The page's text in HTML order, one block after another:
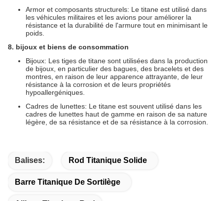
Armor et composants structurels: Le titane est utilisé dans
les véhicules militaires et les avions pour améliorer la
résistance et la durabilité de l'armure tout en minimisant le
poids.
8. bijoux et biens de consommation
Bijoux: Les tiges de titane sont utilisées dans la production
de bijoux, en particulier des bagues, des bracelets et des
montres, en raison de leur apparence attrayante, de leur
résistance à la corrosion et de leurs propriétés
hypoallergéniques.
Cadres de lunettes: Le titane est souvent utilisé dans les
cadres de lunettes haut de gamme en raison de sa nature
légère, de sa résistance et de sa résistance à la corrosion.
Balises: Rod Titanique Solide
Barre Titanique De Sortilège